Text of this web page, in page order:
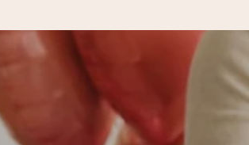
spedito in 1 giorno lavorativo
regalo con attenzione e lo spediamo in un